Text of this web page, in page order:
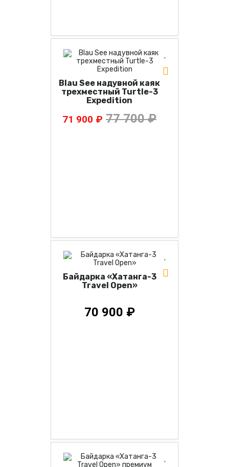
Blau See надувной каяк
трехместный Turtle-3
Expedition
71 900 ₽ 77 700 ₽
Байдарка «Хатанга-3
Travel Open»
70 900 ₽